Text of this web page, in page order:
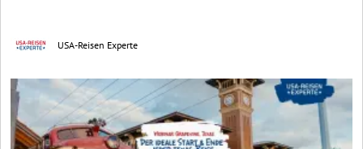
USA-Reisen Experte